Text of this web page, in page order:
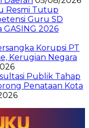
Resmi Tutup
Guru SD
2026
Korupsi PT
Kerugian Negara
Publik Tahap
Penataan Kota